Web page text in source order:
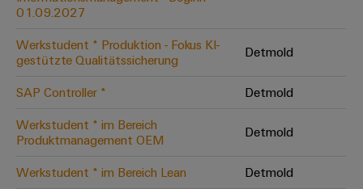
Abwasseraufbereitung
Lösungen
für
die
Wasser-
und
Wasserstoff
Wasserstoff
als
Werkzeuge
Automaten
Industriedrucker
Industrieleuchte
01.09.2027
Werkstudent * Produktion - Fokus KI-
gestützte Qualitätssicherung
Detmold
SAP Controller *
Detmold
Werkstudent * im Bereich
Produktmanagement OEM
Detmold
Werkstudent * im Bereich Lean
Detmold